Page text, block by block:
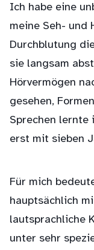
Ich habe eine
meine Seh- und
Durchblutung
sie langsam
Hörvermögen
gesehen,
Sprechen lernte
erst mit sieben
Für mich
hauptsächlich
lautsprachliche
unter sehr